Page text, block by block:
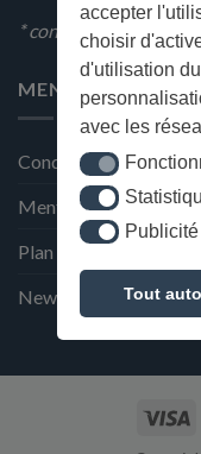
accepter
choisir
d'utilisation
avec les
Statistiques
Publicité et
Tout
* condition en magasin
MENU
Conditions générales
Mentions Légales et
Plan du site
Newsletter de la